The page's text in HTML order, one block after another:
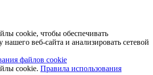
cookie, чтобы обеспечивать
веб-сайта и анализировать сетевой
файлов cookie
cookie. Правила использования